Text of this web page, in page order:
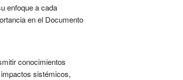
enfoque a cada
en el Documento
conocimientos
sistémicos,